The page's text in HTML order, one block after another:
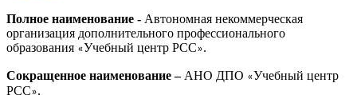
Полное наименование - Автономная некоммерческая
организация дополнительного профессионального
образования «Учебный центр РСС».
Сокращенное наименование – АНО ДПО «Учебный центр
РСС».